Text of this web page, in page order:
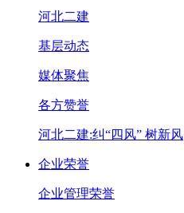
河北二建
基层动态
媒体聚焦
各方赞誉
河北二建:纠“四风” 树新风
企业荣誉
企业管理荣誉